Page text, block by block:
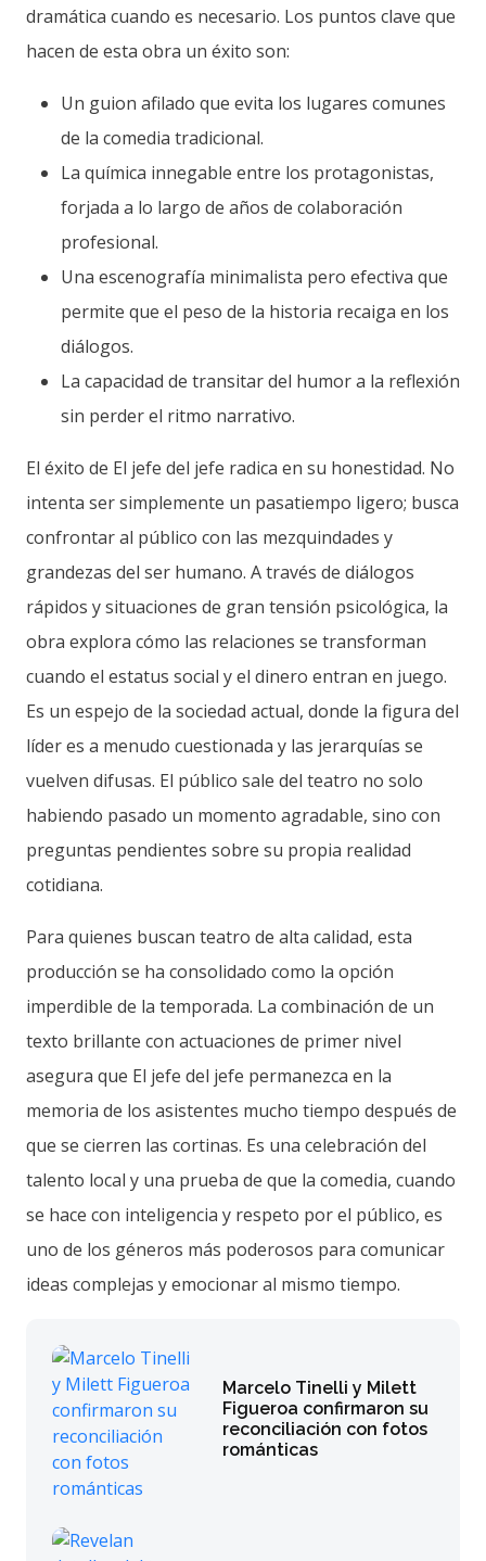
dramática cuando es necesario. Los puntos clave que
hacen de esta obra un éxito son:
Un guion afilado que evita los lugares comunes
de la comedia tradicional.
La química innegable entre los protagonistas,
forjada a lo largo de años de colaboración
profesional.
Una escenografía minimalista pero efectiva que
permite que el peso de la historia recaiga en los
diálogos.
La capacidad de transitar del humor a la reflexión
sin perder el ritmo narrativo.
El éxito de El jefe del jefe radica en su honestidad. No
intenta ser simplemente un pasatiempo ligero; busca
confrontar al público con las mezquindades y
grandezas del ser humano. A través de diálogos
rápidos y situaciones de gran tensión psicológica, la
obra explora cómo las relaciones se transforman
cuando el estatus social y el dinero entran en juego.
Es un espejo de la sociedad actual, donde la figura del
líder es a menudo cuestionada y las jerarquías se
vuelven difusas. El público sale del teatro no solo
habiendo pasado un momento agradable, sino con
preguntas pendientes sobre su propia realidad
cotidiana.
Para quienes buscan teatro de alta calidad, esta
producción se ha consolidado como la opción
imperdible de la temporada. La combinación de un
texto brillante con actuaciones de primer nivel
asegura que El jefe del jefe permanezca en la
memoria de los asistentes mucho tiempo después de
que se cierren las cortinas. Es una celebración del
talento local y una prueba de que la comedia, cuando
se hace con inteligencia y respeto por el público, es
uno de los géneros más poderosos para comunicar
ideas complejas y emocionar al mismo tiempo.
Marcelo Tinelli y Milett
Figueroa confirmaron su
reconciliación con fotos
románticas